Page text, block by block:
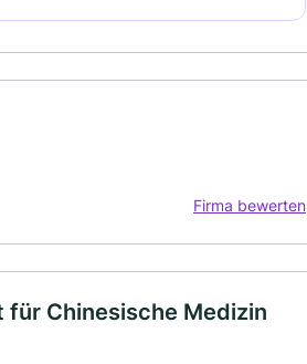
Firma bewerten
Chinesische Medizin